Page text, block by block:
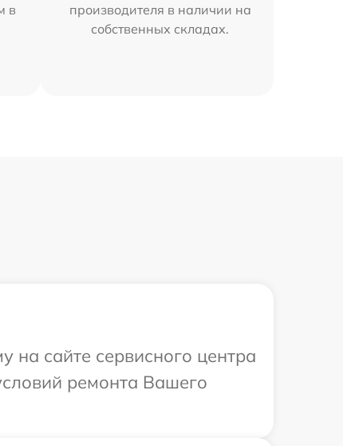
в
производителя в наличии на
собственных складах.
на сайте сервисного центра
ремонта Вашего